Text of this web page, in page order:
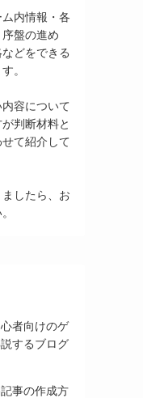
内情報・各
盤の進め
どをできる
。
容について
判断材料と
て紹介して
したら、お
者向けのゲ
するブログ
事の作成方